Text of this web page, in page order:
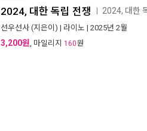
2024, 대한 독립 전쟁 2024, 대한
선우선사 (지은이) | 라이노 | 2025년 2월
3,200원, 마일리지 160원